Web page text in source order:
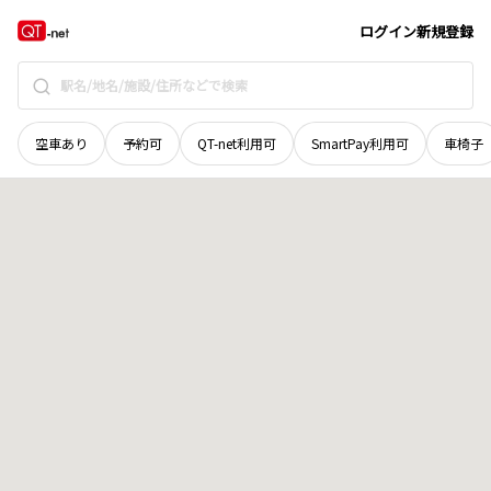
ログイン新規登録
空車あり 予約可 QT-net利用可 SmartPay利用可 車椅子
宮城県